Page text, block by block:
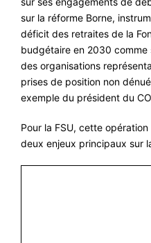
sur la réforme Borne,
déficit des retraites de la
budgétaire en 2030 comme
des organisations
prises de position non
exemple du président du
Pour la FSU, cette
deux enjeux principaux sur